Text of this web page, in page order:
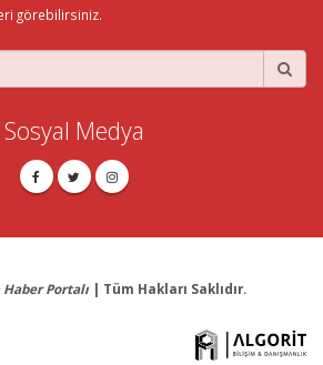
görebilirsiniz.
Sosyal Medya
Haber Portalı | Tüm Hakları Saklıdır.